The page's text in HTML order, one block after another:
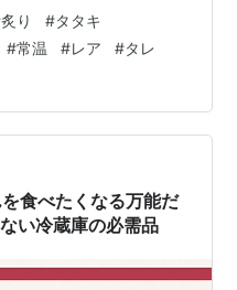
イパンにサラダ油を敷
し、肉を投入して全て
をつけていく。あれば
に肉を取り出して、アル
したフライパンの余熱で
が取れたら密閉袋に…
炙り #タタキ
#常温 #レア #タレ
食べたくなる万能だ
い冷蔵庫の必需品